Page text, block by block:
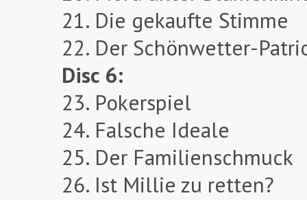
21. Die gekaufte Stimme
22. Der Schönwetter-
Disc 6:
23. Pokerspiel
24. Falsche Ideale
25. Der Familienschmuck
26. Ist Millie zu retten?